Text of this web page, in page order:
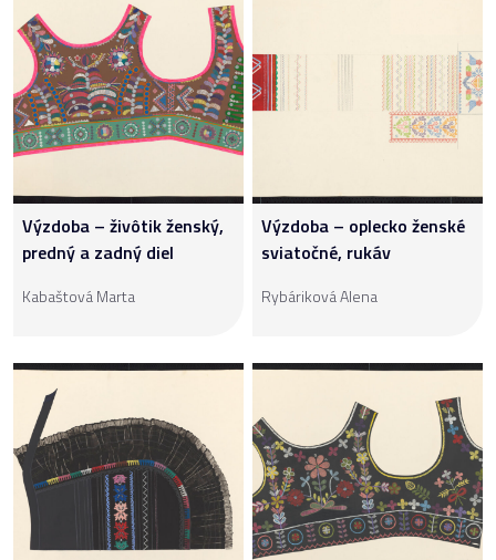
Výzdoba – živôtik ženský,
predný a zadný diel
Kabaštová Marta
Výzdoba – oplecko ženské
sviatočné, rukáv
Rybáriková Alena